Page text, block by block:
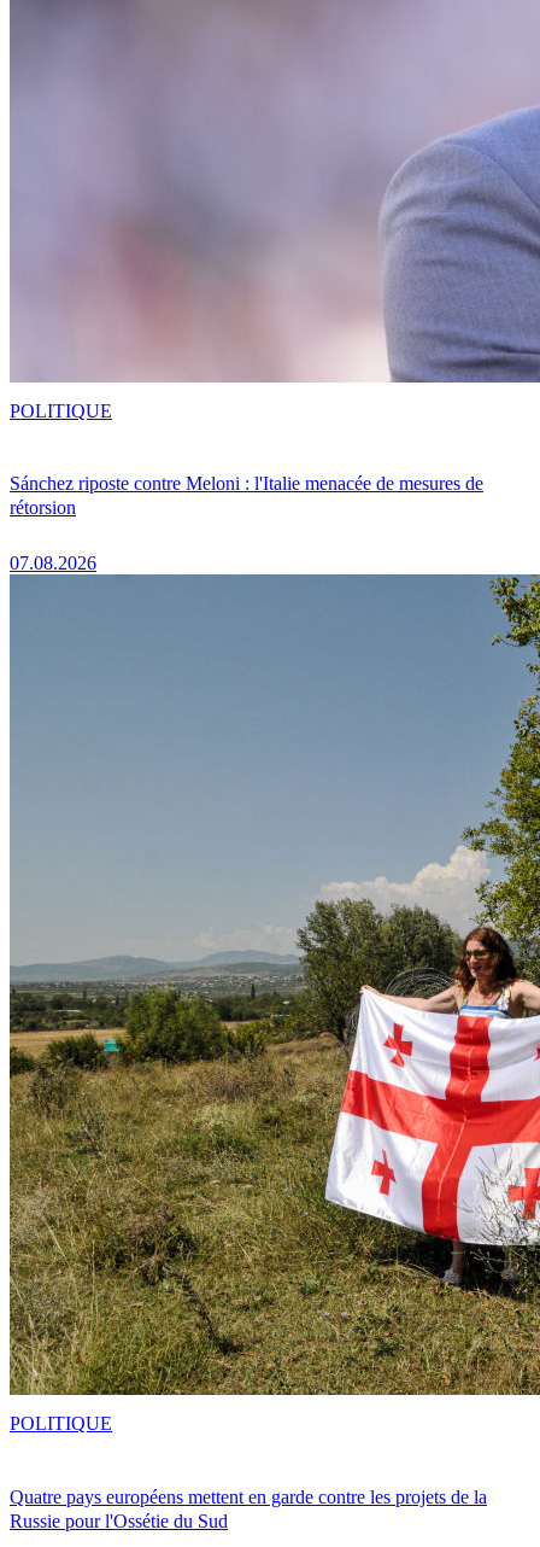
Sánchez riposte contre Meloni : l'Italie menacée de mesures de
rétorsion
07.08.2026
POLITIQUE
Quatre pays européens mettent en garde contre les projets de la
Russie pour l'Ossétie du Sud
POLITIQUE